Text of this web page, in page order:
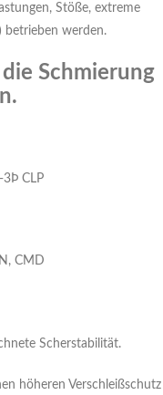
Stöße, extreme
betrieben werden.
Schmierung
CLP
CMD
Scherstabilität.
höheren Verschleißschutz